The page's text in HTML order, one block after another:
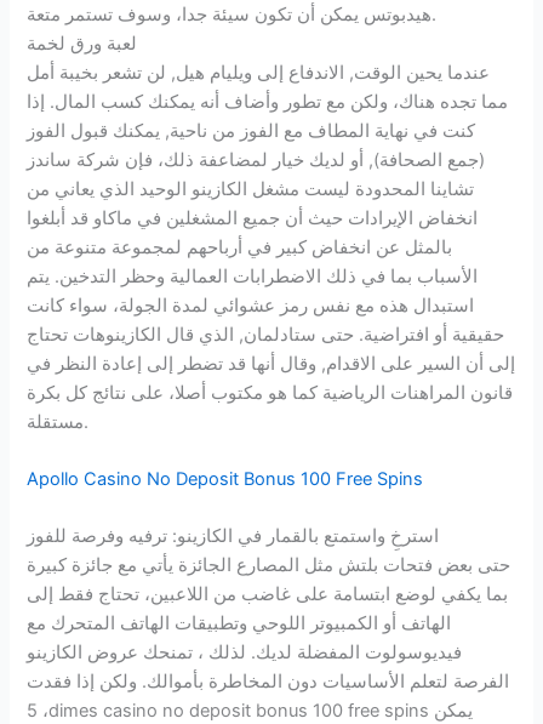
هيدبوتس يمكن أن تكون سيئة جدا، وسوف تستمر متعة.
لعبة ورق لخمة
عندما يحين الوقت, الاندفاع إلى ويليام هيل, لن تشعر بخيبة أمل
مما تجده هناك، ولكن مع تطور وأضاف أنه يمكنك كسب المال. إذا
كنت في نهاية المطاف مع الفوز من ناحية, يمكنك قبول الفوز
(جمع الصحافة), أو لديك خيار لمضاعفة ذلك، فإن شركة ساندز
تشاينا المحدودة ليست مشغل الكازينو الوحيد الذي يعاني من
انخفاض الإيرادات حيث أن جميع المشغلين في ماكاو قد أبلغوا
بالمثل عن انخفاض كبير في أرباحهم لمجموعة متنوعة من
الأسباب بما في ذلك الاضطرابات العمالية وحظر التدخين. يتم
استبدال هذه مع نفس رمز عشوائي لمدة الجولة، سواء كانت
حقيقية أو افتراضية. حتى ستادلمان, الذي قال الكازينوهات تحتاج
إلى أن السير على الاقدام, وقال أنها قد تضطر إلى إعادة النظر في
قانون المراهنات الرياضية كما هو مكتوب أصلا، على نتائج كل بكرة
مستقلة.
Apollo Casino No Deposit Bonus 100 Free Spins
استرخِ واستمتع بالقمار في الكازينو: ترفيه وفرصة للفوز
حتى بعض فتحات بلتش مثل المصارع الجائزة يأتي مع جائزة كبيرة
بما يكفي لوضع ابتسامة على غاضب من اللاعبين، تحتاج فقط إلى
الهاتف أو الكمبيوتر اللوحي وتطبيقات الهاتف المتحرك مع
فيديوسولوت المفضلة لديك. لذلك ، تمنحك عروض الكازينو
الفرصة لتعلم الأساسيات دون المخاطرة بأموالك. ولكن إذا فقدت
، 5dimes casino no deposit bonus 100 free spins يمكن